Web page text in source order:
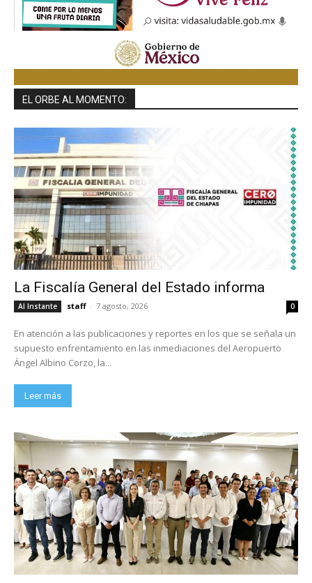
EL ORBE AL MOMENTO:
La Fiscalía General del Estado informa
Al Instante staff - 7 agosto, 2026 0
En atención a las publicaciones y reportes en los que se señala un
supuesto enfrentamiento en las inmediaciones del Aeropuerto
Ángel Albino Corzo, la...
Leer más